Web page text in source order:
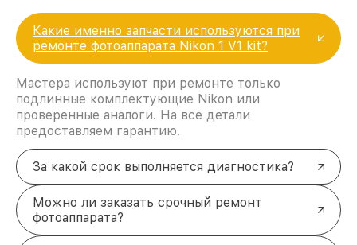
Какие именно запчасти используются при
ремонте фотоаппарата Nikon 1 V1 kit?
Мастера используют при ремонте только
подлинные комплектующие Nikon или
проверенные аналоги. На все детали
предоставляем гарантию.
За какой срок выполняется диагностика?
Можно ли заказать срочный ремонт
фотоаппарата?